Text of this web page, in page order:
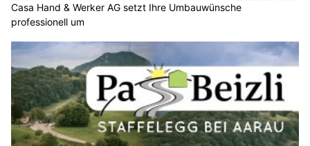
Casa Hand & Werker AG setzt Ihre Umbauwünsche
professionell um